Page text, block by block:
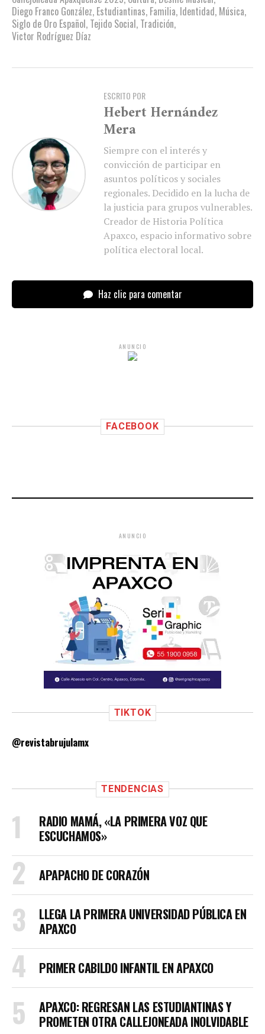
Diego Franco González, Estudiantinas, Familia, Identidad, Música,
Siglo de Oro Español, Tejido Social, Tradición,
Victor Rodríguez Díaz
ESCRITO POR
Hebert Hernández
Mera
Siempre con el interés y
convicción de participar en
asuntos políticos y sociales
regionales. Decidido en la lucha de
la justicia para grupos vulnerables.
Creador de Historia Política
Apaxco, espacio informativo sobre
política electoral local.
Haz clic para comentar
ANUNCIO
FACEBOOK
ANUNCIO
TIKTOK
@revistabrujulamx
TENDENCIAS
RADIO MAMÁ, «LA PRIMERA VOZ QUE
ESCUCHAMOS»
APAPACHO DE CORAZÓN
LLEGA LA PRIMERA UNIVERSIDAD PÚBLICA EN
APAXCO
PRIMER CABILDO INFANTIL EN APAXCO
APAXCO: REGRESAN LAS ESTUDIANTINAS Y
PROMETEN OTRA CALLEJONEADA INOLVIDABLE